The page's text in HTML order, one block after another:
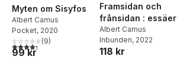
Myten om Sisyfos
Albert Camus
Pocket, 2020
4,3utav 5 stjärnor. Totalt antal röster:
(9)
99 kr
Framsidan och
frånsidan : essäer
Albert Camus
Inbunden, 2022
118 kr